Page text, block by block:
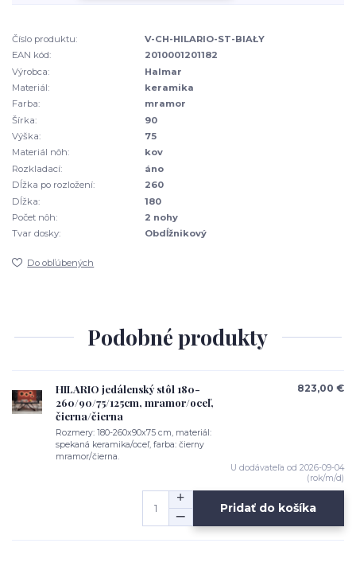
Číslo produktu:
V-CH-HILARIO-ST-BIAŁY
EAN kód:
2010001201182
Výrobca:
Halmar
Materiál:
keramika
Farba:
mramor
Šírka:
90
Výška:
75
Materiál nôh:
kov
Rozkladací:
áno
Dĺžka po rozložení:
260
Dĺžka:
180
Počet nôh:
2 nohy
Tvar dosky:
Obdĺžnikový
Do obľúbených
Podobné produkty
HILARIO jedálenský stôl 180-
260/90/75/125cm, mramor/oceľ,
čierna/čierna
Rozmery: 180-260x90x75 cm, materiál:
spekaná keramika/oceľ, farba: čierny
mramor/čierna.
823,00 €
U dodávateľa od 2026-09-04
(rok/m/d)
Pridať do košíka